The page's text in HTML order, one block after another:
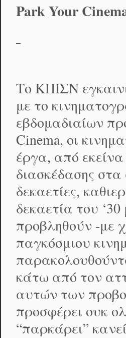
ParkYour
Το ΚΠΙΣΝ
με το
εβδομαδιαίων
Cinema, οι
έργα, από
διασκέδασης
δεκαετίες,
δεκαετία του
προβληθούν -με
παγκόσμιου
κάτω από τον
αυτών των
προσφέρει ουκ
“παρκάρει”